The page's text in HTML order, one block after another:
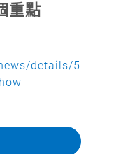
重點
details/5-